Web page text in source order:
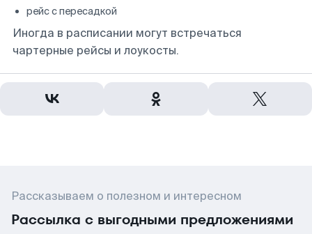
рейс с пересадкой
Иногда в расписании могут встречаться
чартерные рейсы и лоукосты.
Рассказываем о полезном и интересном
Рассылка с выгодными предложениями